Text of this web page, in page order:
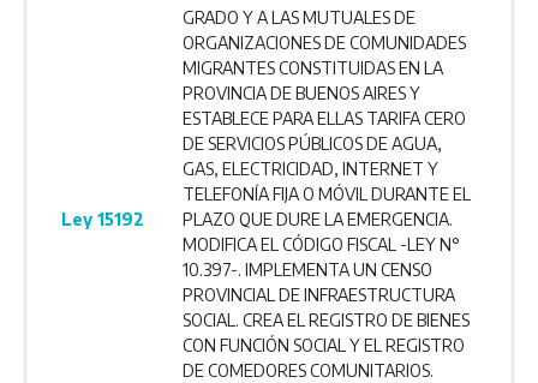
Ley 15192
GRADO Y A LAS MUTUALES DE
ORGANIZACIONES DE COMUNIDADES
MIGRANTES CONSTITUIDAS EN LA
PROVINCIA DE BUENOS AIRES Y
ESTABLECE PARA ELLAS TARIFA CERO
DE SERVICIOS PÚBLICOS DE AGUA,
GAS, ELECTRICIDAD, INTERNET Y
TELEFONÍA FIJA O MÓVIL DURANTE EL
PLAZO QUE DURE LA EMERGENCIA.
MODIFICA EL CÓDIGO FISCAL -LEY N°
10.397-. IMPLEMENTA UN CENSO
PROVINCIAL DE INFRAESTRUCTURA
SOCIAL. CREA EL REGISTRO DE BIENES
CON FUNCIÓN SOCIAL Y EL REGISTRO
DE COMEDORES COMUNITARIOS.